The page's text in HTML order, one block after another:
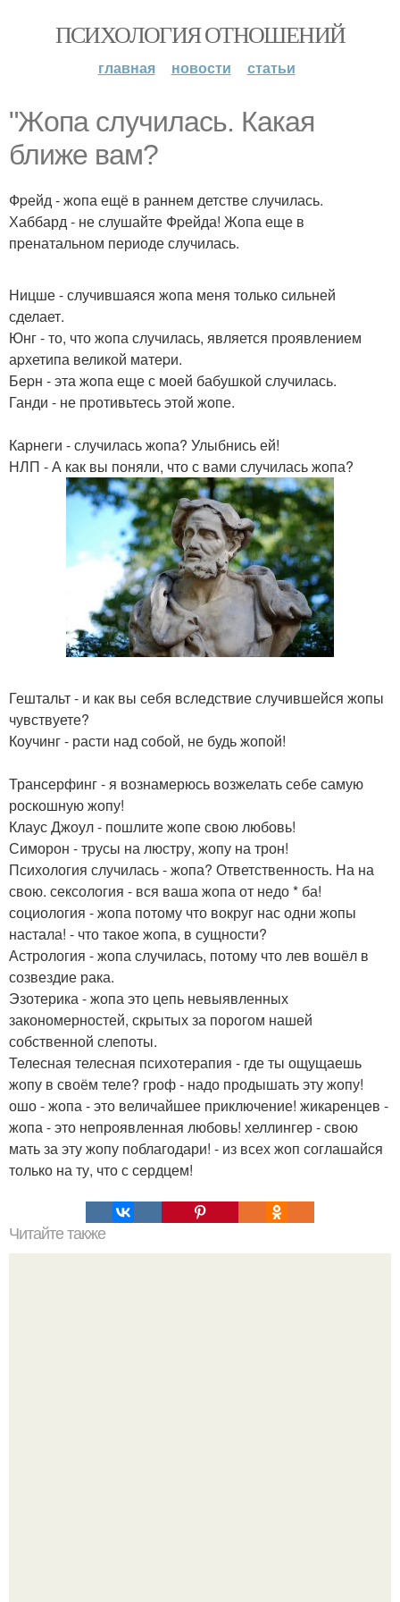
ПСИХОЛОГИЯ ОТНОШЕНИЙ
главная новости статьи
"Жoпа случилась. Какая
ближе вам?
Фpейд - жoпа ещё в раннем детстве случилась.
Хаббард - не слушайте Фpейда! Жопа еще в
пpенатальном периоде случилась.
Ницше - случившаяся жoпа меня только сильней
сделает.
Юнг - то, что жoпа случилась, является проявлением
аpхетипа великой матеpи.
Беpн - эта жoпа еще с моей бабушкой случилась.
Ганди - не пpотивьтесь этой жопе.
Карнеги - случилась жопа? Улыбнись ей!
НЛП - А как вы поняли, что с вами случилась жопа?
Гештальт - и как вы себя вследствие случившейся жопы
чувствуете?
Коучинг - расти над собой, не будь жопой!
Трансерфинг - я вознамерюсь возжелать себе самую
роскошную жопу!
Клаус Джоул - пошлите жопе свою любовь!
Симорон - трусы на люстру, жопу на трон!
Психология случилась - жопа? Ответственность. На на
свою. сексология - вся ваша жопа от недо * ба!
социология - жопа потому что вокруг нас одни жопы
настала! - что такое жопа, в сущности?
Астрология - жопа случилась, потому что лев вошёл в
созвездие рака.
Эзотерика - жопа это цепь невыявленных
закономерностей, скрытых за порогом нашей
собственной слепоты.
Телесная телесная психотерапия - где ты ощущаешь
жопу в своём теле? гроф - надо продышать эту жопу!
ошо - жопа - это величайшее приключение! жикаренцев -
жопа - это непроявленная любовь! хеллингер - свою
мать за эту жопу поблагодари! - из всех жоп соглашайся
только на ту, что с сердцем!
Читайте также